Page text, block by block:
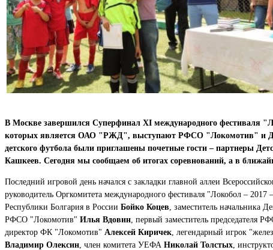
В Москве завершился Суперфинал XI международного фестиваля
которых является ОАО "РЖД", выступают РФСО "Локомотив" и
детского футбола были приглашены почетные гости – партнеры
Кашкеев. Сегодня мы сообщаем об итогах соревнований, а в
Последний игровой день начался с закладки главной аллеи
руководитель Оргкомитета международного фестиваля "Локобол –
Республики Болгария в России Бойко Коцев , заместитель
РФСО "Локомотив" Илья Вдовин , первый заместитель председателя
директор ФК "Локомотив" Алексей Киричек , легендарный игрок
Владимир Олексин , член комитета УЕФА Николай Толстых ,